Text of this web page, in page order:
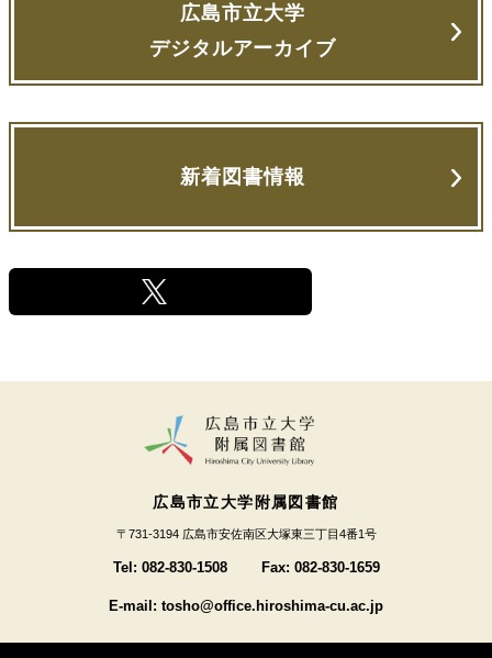
広島市立大学
デジタルアーカイブ
新着図書情報
広島市立大学附属図書館
〒731-3194 広島市安佐南区大塚東三丁目4番1号
Tel: 082-830-1508 Fax: 082-830-1659
E-mail: tosho@office.hiroshima-cu.ac.jp